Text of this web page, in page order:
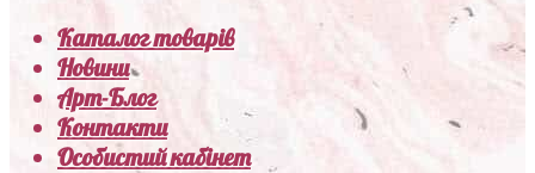
Каталог товарів
Новини
Арт-Блог
Контакти
Особистий кабінет